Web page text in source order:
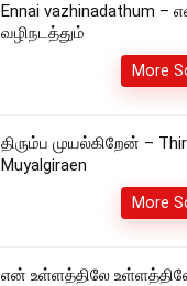
Ennai vazhinadathum
வழிநடத்தும்
More
திரும்ப முயல்கிறேன் –
Muyalgiraen
More
என் உள்ளத்திலே